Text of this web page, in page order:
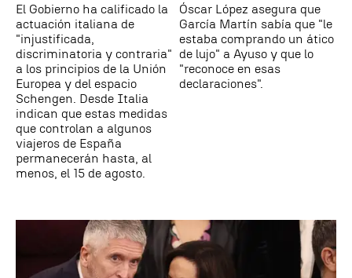
El Gobierno ha calificado la
actuación italiana de
"injustificada,
discriminatoria y contraria"
a los principios de la Unión
Europea y del espacio
Schengen. Desde Italia
indican que estas medidas
que controlan a algunos
viajeros de España
permanecerán hasta, al
menos, el 15 de agosto.
Óscar López asegura que
García Martín sabía que "le
estaba comprando un ático
de lujo" a Ayuso y que lo
"reconoce en esas
declaraciones".